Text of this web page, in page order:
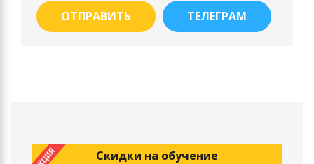
ОТПРАВИТЬ ТЕЛЕГРАМ
Скидки на обучение